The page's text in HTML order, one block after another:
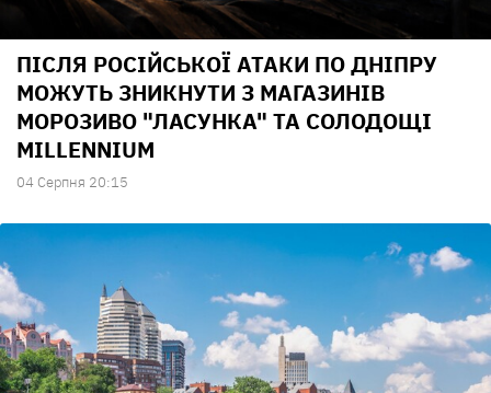
ПІСЛЯ РОСІЙСЬКОЇ АТАКИ ПО ДНІПРУ
МОЖУТЬ ЗНИКНУТИ З МАГАЗИНІВ
МОРОЗИВО "ЛАСУНКА" ТА СОЛОДОЩІ
MILLENNIUM
04 Серпня 20:15